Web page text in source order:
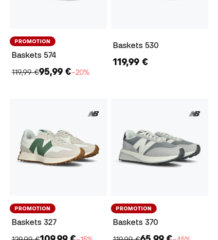
PROMOTION
Baskets 574
119,99 €95,99 €−20%
Baskets 530
119,99 €
PROMOTION
Baskets 327
PROMOTION
Baskets 370